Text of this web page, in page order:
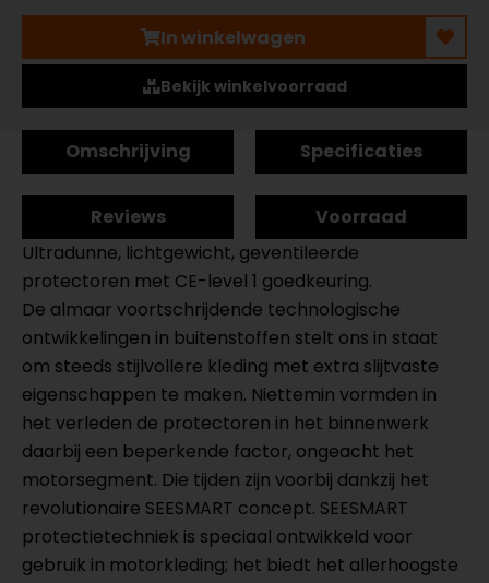
In winkelwagen
Bekijk winkelvoorraad
Omschrijving Specificaties
Reviews
Voorraad
Ultradunne, lichtgewicht, geventileerde
protectoren met CE-level 1 goedkeuring.
De almaar voortschrijdende technologische
ontwikkelingen in buitenstoffen stelt ons in staat
om steeds stijlvollere kleding met extra slijtvaste
eigenschappen te maken. Niettemin vormden in
het verleden de protectoren in het binnenwerk
daarbij een beperkende factor, ongeacht het
motorsegment. Die tijden zijn voorbij dankzij het
revolutionaire SEESMART concept. SEESMART
protectietechniek is speciaal ontwikkeld voor
gebruik in motorkleding; het biedt het allerhoogste